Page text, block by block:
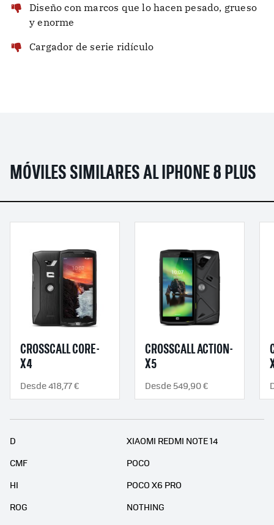
Diseño con marcos que lo hacen pesado, grueso
y enorme
Cargador de serie ridículo
MÓVILES SIMILARES AL IPHONE 8 PLUS
CROSSCALL CORE-
X4
Desde 418,77 €
CROSSCALL ACTION-
X5
Desde 549,90 €
D
XIAOMI REDMI NOTE 14
CMF
POCO
HI
POCO X6 PRO
ROG
NOTHING